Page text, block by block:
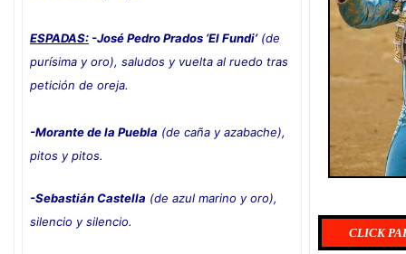
ESPADAS: -José Pedro Prados ‘El Fundi’(de
purísima y oro), saludos y vuelta al ruedo tras
petición de oreja.
-Morante de la Puebla (de caña y azabache),
pitos y pitos.
-Sebastián Castella (de azul marino y oro),
silencio y silencio.
CLICK